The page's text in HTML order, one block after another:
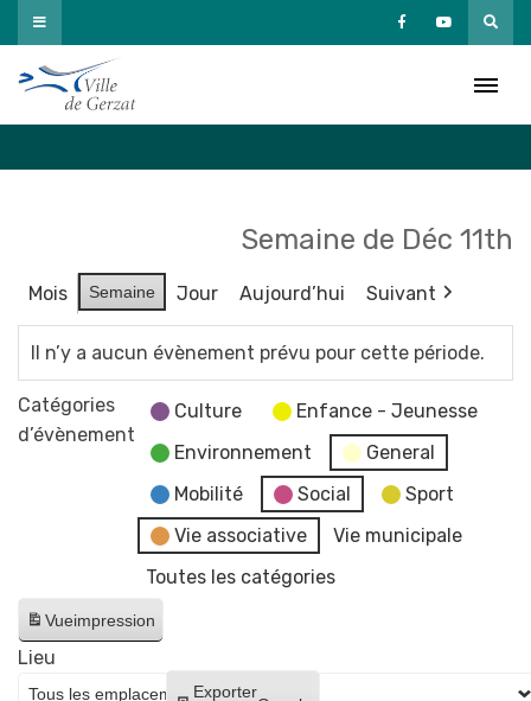
Passer
au
contenu
Semaine de Déc 11th
Mois Semaine Jour Aujourd’hui Suivant
Il n’y a aucun évènement prévu pour cette période.
Catégories
d’évènement
Culture
Enfance - Jeunesse
Environnement
General
Mobilité
Social
Sport
Vie associative
Vie municipale
Toutes les catégories
Vueimpression
Créer
Exporter
Lieu